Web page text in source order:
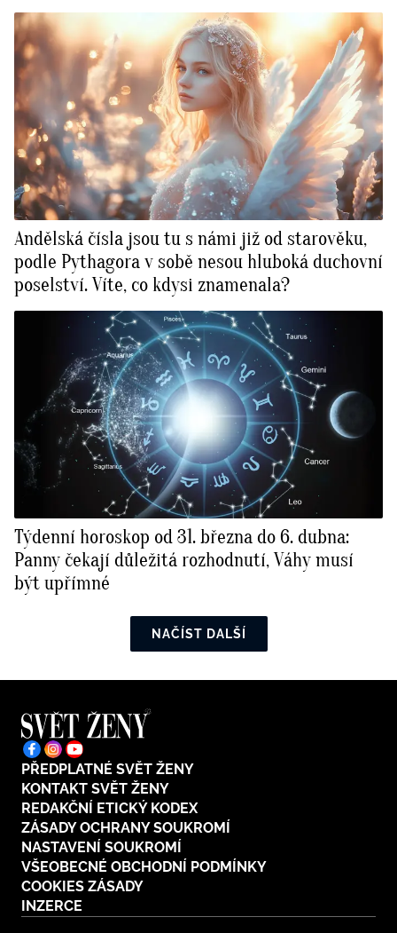
Andělská čísla jsou tu s námi již od starověku,
podle Pythagora v sobě nesou hluboká duchovní
poselství. Víte, co kdysi znamenala?
Týdenní horoskop od 31. března do 6. dubna:
Panny čekají důležitá rozhodnutí, Váhy musí
být upřímné
NAČÍST DALŠÍ
PŘEDPLATNÉ SVĚT ŽENY
KONTAKT SVĚT ŽENY
REDAKČNÍ ETICKÝ KODEX
ZÁSADY OCHRANY SOUKROMÍ
NASTAVENÍ SOUKROMÍ
VŠEOBECNÉ OBCHODNÍ PODMÍNKY
COOKIES ZÁSADY
INZERCE